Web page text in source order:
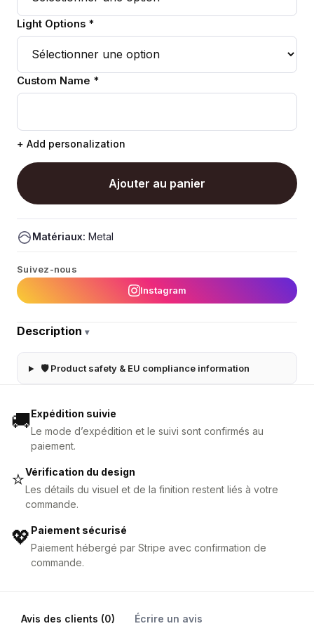
Light Options *
Custom Name *
+ Add personalization
Ajouter au panier
Matériaux: Metal
Suivez-nous
Instagram
Description ▾
🛡 Product safety & EU compliance information
🚚Expédition suivie
Le mode d’expédition et le suivi sont confirmés au
paiement.
⭐Vérification du design
Les détails du visuel et de la finition restent liés à votre
commande.
💖 Paiement sécurisé
Paiement hébergé par Stripe avec confirmation de
commande.
Avis des clients (0) Écrire un avis